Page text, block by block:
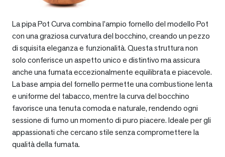
La pipa Pot Curva combina l’ampio fornello del modello Pot
con una graziosa curvatura del bocchino, creando un pezzo
di squisita eleganza e funzionalità. Questa struttura non
solo conferisce un aspetto unico e distintivo ma assicura
anche una fumata eccezionalmente equilibrata e piacevole.
La base ampia del fornello permette una combustione lenta
e uniforme del tabacco, mentre la curva del bocchino
favorisce una tenuta comoda e naturale, rendendo ogni
sessione di fumo un momento di puro piacere. Ideale per gli
appassionati che cercano stile senza compromettere la
qualità della fumata.